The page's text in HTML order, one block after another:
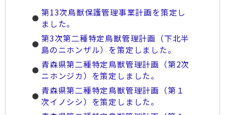
第13次鳥獣保護管理事業計画を策定し
ました。
第3次第二種特定鳥獣管理計画（下北半
島のニホンザル）を策定しました。
青森県第二種特定鳥獣管理計画（第2次
ニホンジカ）を策定しました。
青森県第二種特定鳥獣管理計画（第１
次イノシシ）を策定しました。